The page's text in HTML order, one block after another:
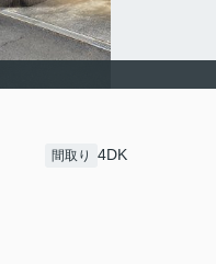
間取り 4DK